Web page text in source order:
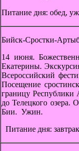
Питание дня: обед,
Бийск-Сростки-
14 июня.
Екатерины.
Всероссийский
Посещение
границу Республики
до Телецкого озера.
Бии. Ужин.
Питание дня: